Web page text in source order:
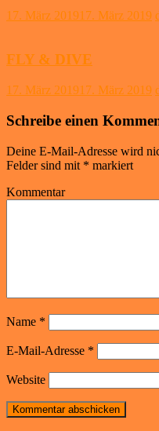
17. März 201917. März 2019
FLY & DIVE
17. März 201917. März 2019
Schreibe einen
Deine E-Mail-Adresse wird
Felder sind mit * markiert
Kommentar
Name *
E-Mail-Adresse *
Website